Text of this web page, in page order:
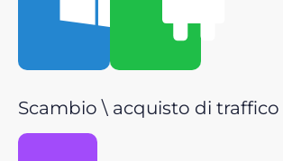
Scambio \ acquisto di traffico